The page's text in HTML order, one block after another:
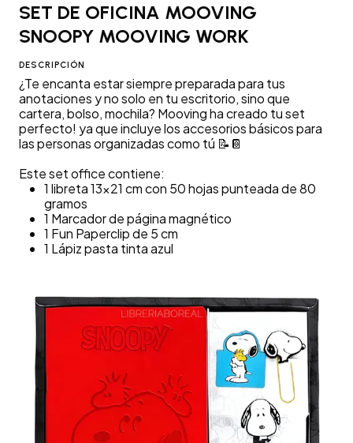
SET DE OFICINA MOOVING
SNOOPY MOOVING WORK
DESCRIPCIÓN
¿Te encanta estar siempre preparada para tus
anotaciones y no solo en tu escritorio, sino que
cartera, bolso, mochila? Mooving ha creado tu set
perfecto! ya que incluye los accesorios básicos para
las personas organizadas como tú 📝📔
Este set office contiene:
1 libreta 13x21 cm con 50 hojas punteada de 80
gramos
1 Marcador de página magnético
1 Fun Paperclip de 5 cm
1 Lápiz pasta tinta azul